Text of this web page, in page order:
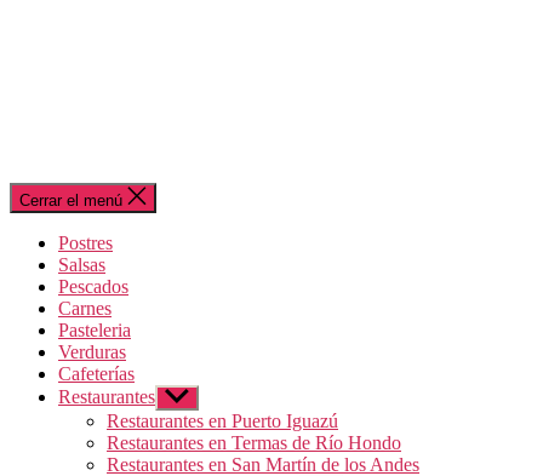
Cerrar el menú
Postres
Salsas
Pescados
Carnes
Pasteleria
Verduras
Cafeterías
Restaurantes Mostrar
el
submenú
Restaurantes en Puerto Iguazú
Restaurantes en Termas de Río Hondo
Restaurantes en San Martín de los Andes